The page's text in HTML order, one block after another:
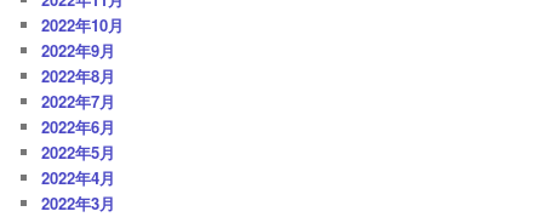
2022年10月
2022年9月
2022年8月
2022年7月
2022年6月
2022年5月
2022年4月
2022年3月